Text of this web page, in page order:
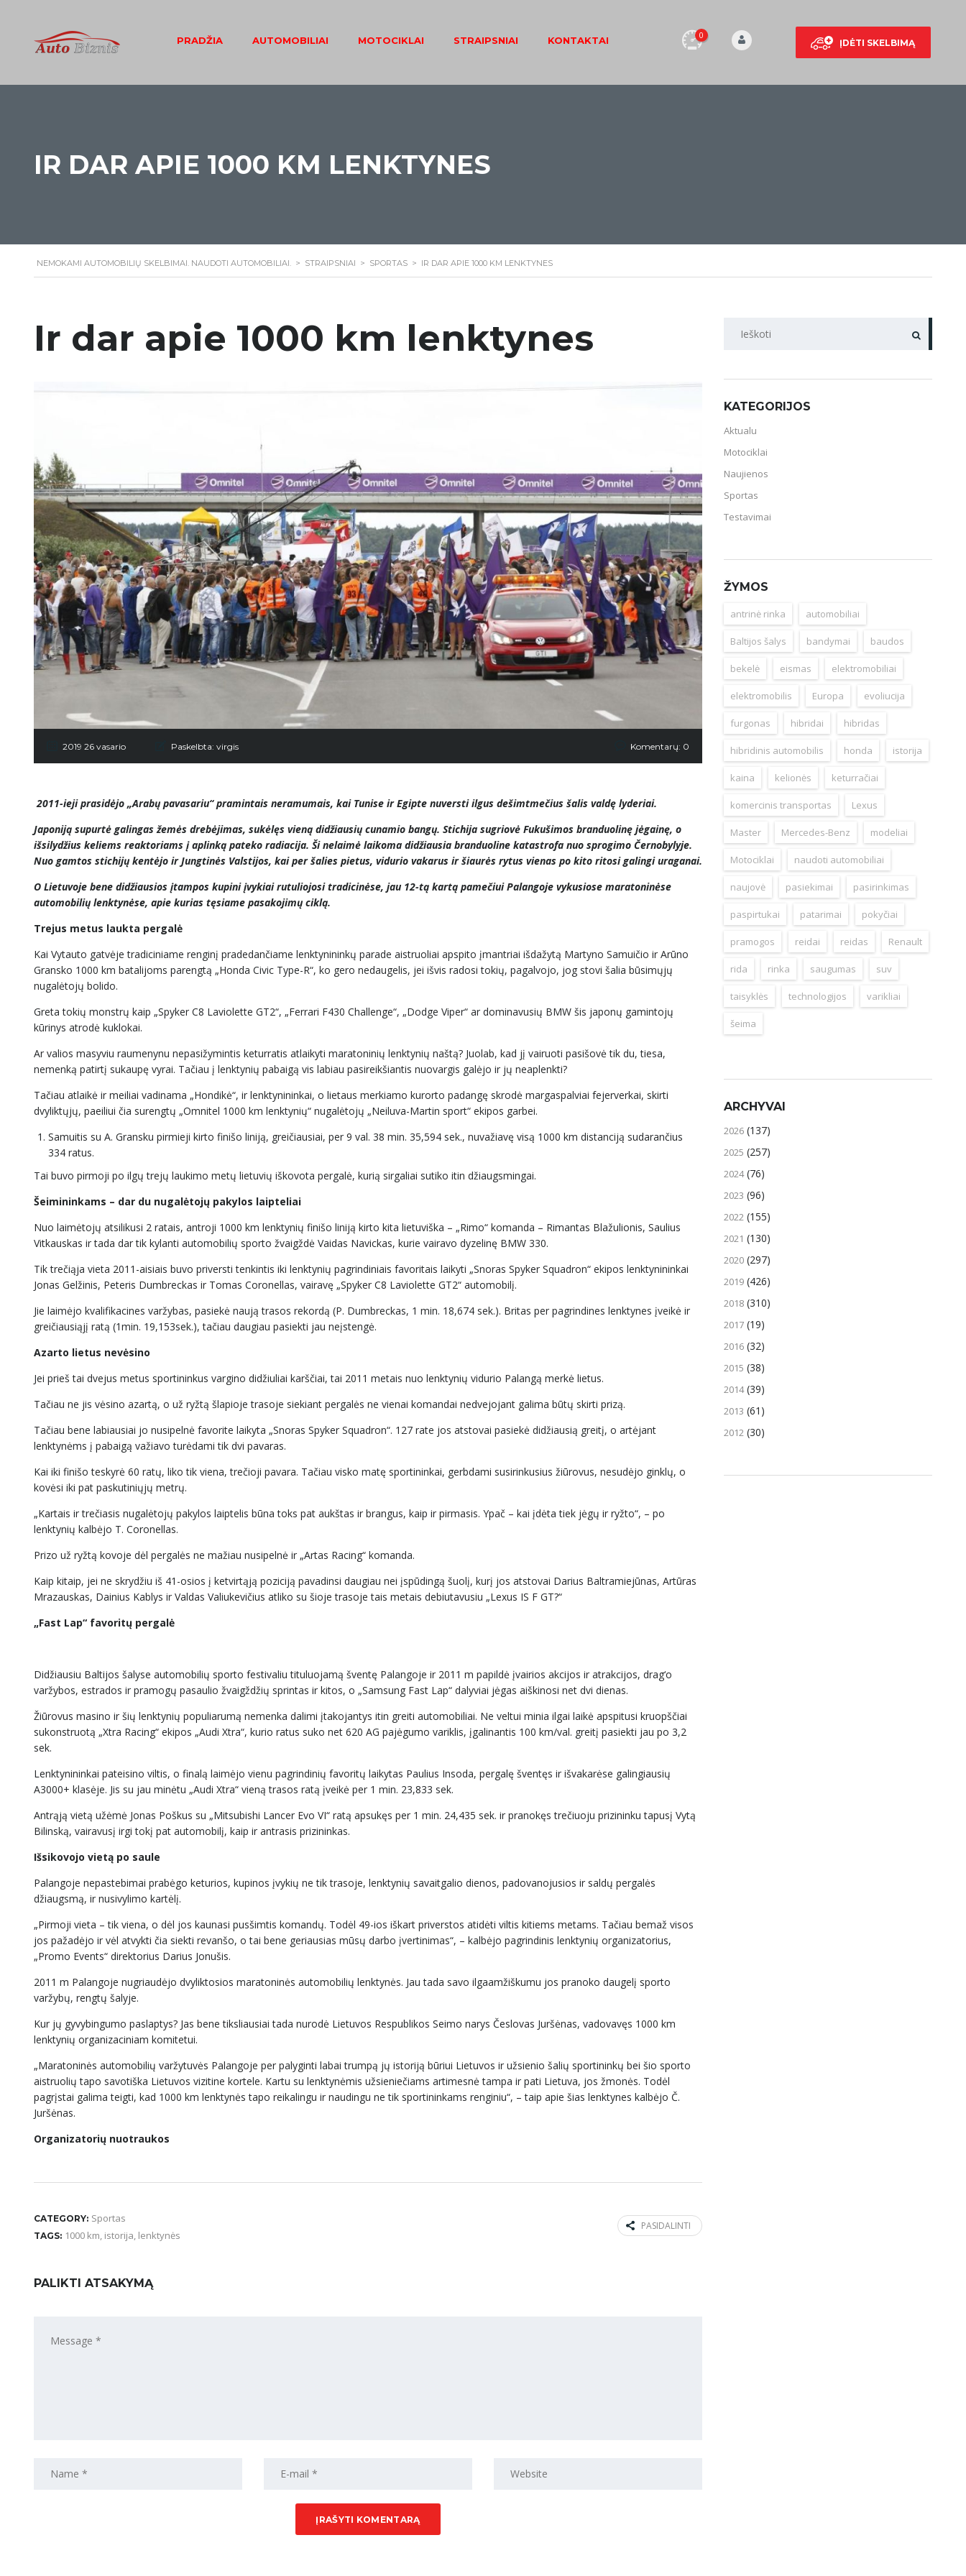
ĮDĖTI SKELBIMĄ
0
PRADŽIA AUTOMOBILIAI MOTOCIKLAI STRAIPSNIAI KONTAKTAI
IR DAR APIE 1000 KM LENKTYNES
NEMOKAMI AUTOMOBILIŲ SKELBIMAI. NAUDOTI AUTOMOBILIAI. > STRAIPSNIAI > SPORTAS > IR DAR APIE 1000 KM LENKTYNES
Ir dar apie 1000 km lenktynes
2019 26 vasario Paskelbta: virgis Komentarų: 0
2011-ieji prasidėjo „Arabų pavasariu“ pramintais neramumais, kai Tunise ir Egipte nuversti ilgus dešimtmečius šalis valdę lyderiai.
Japoniją supurtė galingas žemės drebėjimas, sukėlęs vieną didžiausių cunamio bangų. Stichija sugriovė Fukušimos branduolinę jėgainę, o
išsilydžius keliems reaktoriams į aplinką pateko radiacija. Ši nelaimė laikoma didžiausia branduoline katastrofa nuo sprogimo Černobylyje.
Nuo gamtos stichijų kentėjo ir Jungtinės Valstijos, kai per šalies pietus, vidurio vakarus ir šiaurės rytus vienas po kito ritosi galingi uraganai.
O Lietuvoje bene didžiausios įtampos kupini įvykiai rutuliojosi tradicinėse, jau 12-tą kartą pamečiui Palangoje vykusiose maratoninėse
automobilių lenktynėse, apie kurias tęsiame pasakojimų ciklą.
Trejus metus laukta pergalė
Kai Vytauto gatvėje tradiciniame renginį pradedančiame lenktynininkų parade aistruoliai apspito įmantriai išdažytą Martyno Samuičio ir Arūno
Gransko 1000 km batalijoms parengtą „Honda Civic Type-R“, ko gero nedaugelis, jei išvis radosi tokių, pagalvojo, jog stovi šalia būsimųjų
nugalėtojų bolido.
Greta tokių monstrų kaip „Spyker C8 Laviolette GT2“, „Ferrari F430 Challenge“, „Dodge Viper“ ar dominavusių BMW šis japonų gamintojų
kūrinys atrodė kuklokai.
Ar valios masyviu raumenynu nepasižymintis keturratis atlaikyti maratoninių lenktynių naštą? Juolab, kad jį vairuoti pasišovė tik du, tiesa,
nemenką patirtį sukaupę vyrai. Tačiau į lenktynių pabaigą vis labiau pasireikšiantis nuovargis galėjo ir jų neaplenkti?
Tačiau atlaikė ir meiliai vadinama „Hondikė“, ir lenktynininkai, o lietaus merkiamo kurorto padangę skrodė margaspalviai fejerverkai, skirti
dvyliktųjų, paeiliui čia surengtų „Omnitel 1000 km lenktynių“ nugalėtojų „Neiluva-Martin sport“ ekipos garbei.
Samuitis su A. Gransku pirmieji kirto finišo liniją, greičiausiai, per 9 val. 38 min. 35,594 sek., nuvažiavę visą 1000 km distanciją sudarančius
334 ratus.
Tai buvo pirmoji po ilgų trejų laukimo metų lietuvių iškovota pergalė, kurią sirgaliai sutiko itin džiaugsmingai.
Šeimininkams – dar du nugalėtojų pakylos laipteliai
Nuo laimėtojų atsilikusi 2 ratais, antroji 1000 km lenktynių finišo liniją kirto kita lietuviška – „Rimo“ komanda – Rimantas Blažulionis, Saulius
Vitkauskas ir tada dar tik kylanti automobilių sporto žvaigždė Vaidas Navickas, kurie vairavo dyzelinę BMW 330.
Tik trečiąja vieta 2011-aisiais buvo priversti tenkintis iki lenktynių pagrindiniais favoritais laikyti „Snoras Spyker Squadron“ ekipos lenktynininkai
Jonas Gelžinis, Peteris Dumbreckas ir Tomas Coronellas, vairavę „Spyker C8 Laviolette GT2“ automobilį.
Jie laimėjo kvalifikacines varžybas, pasiekė naują trasos rekordą (P. Dumbreckas, 1 min. 18,674 sek.). Britas per pagrindines lenktynes įveikė ir
greičiausiąjį ratą (1min. 19,153sek.), tačiau daugiau pasiekti jau neįstengė.
Azarto lietus nevėsino
Jei prieš tai dvejus metus sportininkus vargino didžiuliai karščiai, tai 2011 metais nuo lenktynių vidurio Palangą merkė lietus.
Tačiau ne jis vėsino azartą, o už ryžtą šlapioje trasoje siekiant pergalės ne vienai komandai nedvejojant galima būtų skirti prizą.
Tačiau bene labiausiai jo nusipelnė favorite laikyta „Snoras Spyker Squadron“. 127 rate jos atstovai pasiekė didžiausią greitį, o artėjant
lenktynėms į pabaigą važiavo turėdami tik dvi pavaras.
Kai iki finišo teskyrė 60 ratų, liko tik viena, trečioji pavara. Tačiau visko matę sportininkai, gerbdami susirinkusius žiūrovus, nesudėjo ginklų, o
kovėsi iki pat paskutiniųjų metrų.
„Kartais ir trečiasis nugalėtojų pakylos laiptelis būna toks pat aukštas ir brangus, kaip ir pirmasis. Ypač – kai įdėta tiek jėgų ir ryžto“, – po
lenktynių kalbėjo T. Coronellas.
Prizo už ryžtą kovoje dėl pergalės ne mažiau nusipelnė ir „Artas Racing“ komanda.
Kaip kitaip, jei ne skrydžiu iš 41-osios į ketvirtąją poziciją pavadinsi daugiau nei įspūdingą šuolį, kurį jos atstovai Darius Baltramiejūnas, Artūras
Mrazauskas, Dainius Kablys ir Valdas Valiukevičius atliko su šioje trasoje tais metais debiutavusiu „Lexus IS F GT?“
„Fast Lap“ favoritų pergalė
Didžiausiu Baltijos šalyse automobilių sporto festivaliu tituluojamą šventę Palangoje ir 2011 m papildė įvairios akcijos ir atrakcijos, drag‘o
varžybos, estrados ir pramogų pasaulio žvaigždžių sprintas ir kitos, o „Samsung Fast Lap“ dalyviai jėgas aiškinosi net dvi dienas.
Žiūrovus masino ir šių lenktynių populiarumą nemenka dalimi įtakojantys itin greiti automobiliai. Ne veltui minia ilgai laikė apspitusi kruopščiai
sukonstruotą „Xtra Racing“ ekipos „Audi Xtra“, kurio ratus suko net 620 AG pajėgumo variklis, įgalinantis 100 km/val. greitį pasiekti jau po 3,2
sek.
Lenktynininkai pateisino viltis, o finalą laimėjo vienu pagrindinių favoritų laikytas Paulius Insoda, pergalę šventęs ir išvakarėse galingiausių
A3000+ klasėje. Jis su jau minėtu „Audi Xtra“ vieną trasos ratą įveikė per 1 min. 23,833 sek.
Antrąją vietą užėmė Jonas Poškus su „Mitsubishi Lancer Evo VI“ ratą apsukęs per 1 min. 24,435 sek. ir pranokęs trečiuoju prizininku tapusį Vytą
Bilinską, vairavusį irgi tokį pat automobilį, kaip ir antrasis prizininkas.
Išsikovojo vietą po saule
Palangoje nepastebimai prabėgo keturios, kupinos įvykių ne tik trasoje, lenktynių savaitgalio dienos, padovanojusios ir saldų pergalės
džiaugsmą, ir nusivylimo kartėlį.
„Pirmoji vieta – tik viena, o dėl jos kaunasi pusšimtis komandų. Todėl 49-ios iškart priverstos atidėti viltis kitiems metams. Tačiau bemaž visos
jos pažadėjo ir vėl atvykti čia siekti revanšo, o tai bene geriausias mūsų darbo įvertinimas“, – kalbėjo pagrindinis lenktynių organizatorius,
„Promo Events“ direktorius Darius Jonušis.
2011 m Palangoje nugriaudėjo dvyliktosios maratoninės automobilių lenktynės. Jau tada savo ilgaamžiškumu jos pranoko daugelį sporto
varžybų, rengtų šalyje.
Kur jų gyvybingumo paslaptys? Jas bene tiksliausiai tada nurodė Lietuvos Respublikos Seimo narys Česlovas Juršėnas, vadovavęs 1000 km
lenktynių organizaciniam komitetui.
„Maratoninės automobilių varžytuvės Palangoje per palyginti labai trumpą jų istoriją būriui Lietuvos ir užsienio šalių sportininkų bei šio sporto
aistruolių tapo savotiška Lietuvos vizitine kortele. Kartu su lenktynėmis užsieniečiams artimesnė tampa ir pati Lietuva, jos žmonės. Todėl
pagrįstai galima teigti, kad 1000 km lenktynės tapo reikalingu ir naudingu ne tik sportininkams renginiu“, – taip apie šias lenktynes kalbėjo Č.
Juršėnas.
Organizatorių nuotraukos
CATEGORY: Sportas
TAGS: 1000 km, istorija, lenktynės
PASIDALINTI
PALIKTI ATSAKYMĄ
PAIEŠKA
KATEGORIJOS
Aktualu
Motociklai
Naujienos
Sportas
Testavimai
ŽYMOS
antrinė rinka automobiliai
Baltijos šalys bandymai baudos
bekelė eismas elektromobiliai
elektromobilis Europa evoliucija
furgonas hibridai hibridas
hibridinis automobilis honda istorija
kaina kelionės keturračiai
komercinis transportas Lexus
Master Mercedes-Benz modeliai
Motociklai naudoti automobiliai
naujovė pasiekimai pasirinkimas
paspirtukai patarimai pokyčiai
pramogos reidai reidas Renault
rida rinka saugumas suv
taisyklės technologijos varikliai
šeima
ARCHYVAI
2026 (137)
2025 (257)
2024(76)
2023 (96)
2022 (155)
2021 (130)
2020 (297)
2019 (426)
2018 (310)
2017 (19)
2016 (32)
2015 (38)
2014(39)
2013 (61)
2012 (30)